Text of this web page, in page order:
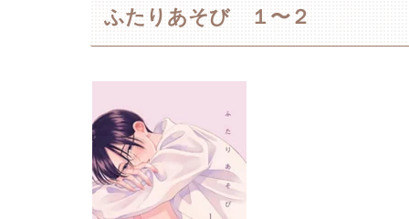
ふたりあそび １〜２